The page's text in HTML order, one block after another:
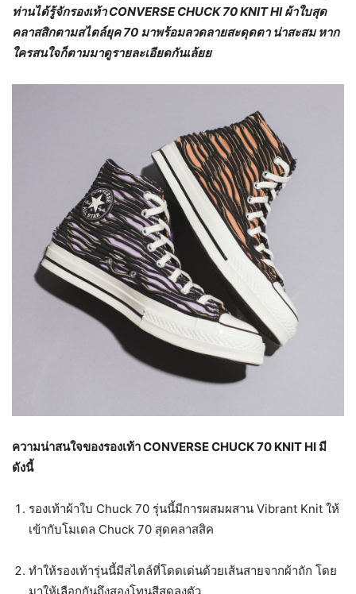
ท่านได้รู้จักรองเท้า CONVERSE CHUCK 70 KNIT HI ผ้าใบสุด
คลาสสิกตามสไตล์ยุค 70 มาพร้อมลวดลายสะดุดตา น่าสะสม หาก
ใครสนใจก็ตามมาดูรายละเอียดกันเล้ยย
ความน่าสนใจของรองเท้า CONVERSE CHUCK 70 KNIT HI มี
ดังนี้
รองเท้าผ้าใบ Chuck 70 รุ่นนี้มีการผสมผสาน Vibrant Knit ให้
เข้ากับโมเดล Chuck 70 สุดคลาสสิค
ทำให้รองเท้ารุ่นนี้มีสไตล์ที่โดดเด่นด้วยเส้นสายจากผ้าถัก โดย